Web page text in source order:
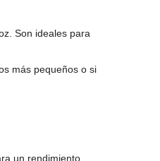
Son ideales para
más pequeños o si
un rendimiento